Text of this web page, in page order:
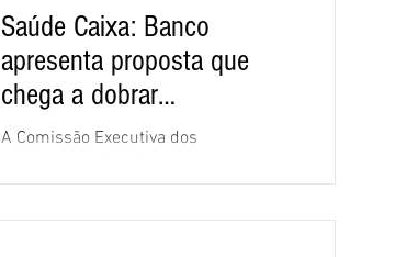
Saúde Caixa: Banco
apresenta proposta que
chega a dobrar
mensalidade
A Comissão Executiva dos
recusou a proposta apresentada pelo
banco para o custeio do Saúde Caixa,